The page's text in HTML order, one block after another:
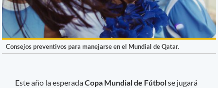
Consejos preventivos para manejarse en el Mundial de Qatar.
Este año la esperadaCopa Mundial de Fútbolse jugará